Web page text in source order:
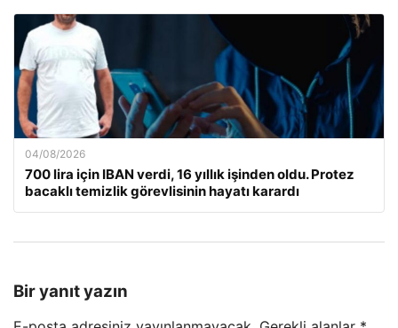
04/08/2026
700 lira için IBAN verdi, 16 yıllık işinden oldu. Protez
bacaklı temizlik görevlisinin hayatı karardı
Bir yanıt yazın